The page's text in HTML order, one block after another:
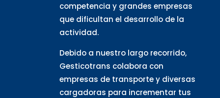
competencia y grandes empresas
que dificultan el desarrollo de la
actividad.
Debido a nuestro largo recorrido,
Gesticotrans colabora con
empresas de transporte y diversas
cargadoras para incrementar tus